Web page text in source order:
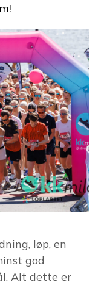
løp, en
god
Alt dette er